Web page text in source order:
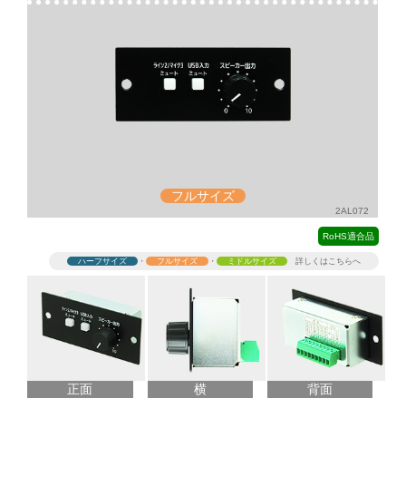
フルサイズ
2AL072
RoHS適合品
ハーフサイズ ・ フルサイズ ・ ミドルサイズ 詳しくはこちらへ
正面 横 背面